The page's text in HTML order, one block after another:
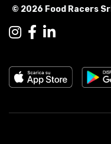
© 2026 Food Racers Srl